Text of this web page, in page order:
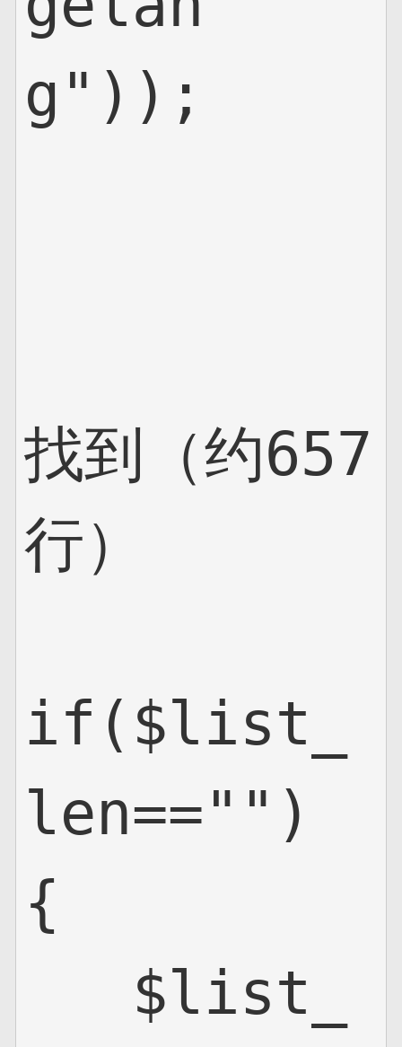
g"));
找到（约657
行）
if($list_
len=="")
{
$list_